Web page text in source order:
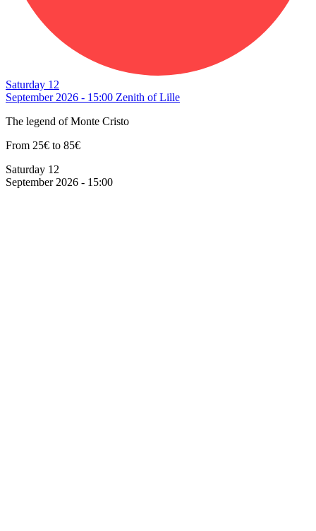
Saturday 12
September 2026 - 15:00 Zenith of Lille
The legend of Monte Cristo
From 25€ to 85€
Saturday 12
September 2026 - 15:00